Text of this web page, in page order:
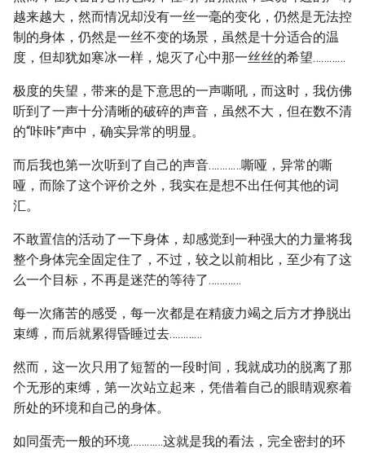
越来越大，然而情况却没有一丝一毫的变化，仍然是无法控
制的身体，仍然是一丝不变的场景，虽然是十分适合的温
度，但却犹如寒冰一样，熄灭了心中那一丝丝的希望…………
极度的失望，带来的是下意思的一声嘶吼，而这时，我仿佛
听到了一声十分清晰的破碎的声音，虽然不大，但在数不清
的“咔咔”声中，确实异常的明显。
而后我也第一次听到了自己的声音…………嘶哑，异常的嘶
哑，而除了这个评价之外，我实在是想不出任何其他的词
汇。
不敢置信的活动了一下身体，却感觉到一种强大的力量将我
整个身体完全固定住了，不过，较之以前相比，至少有了这
么一个目标，不再是迷茫的等待了…………
每一次痛苦的感受，每一次都是在精疲力竭之后方才挣脱出
束缚，而后就累得昏睡过去…………
然而，这一次只用了短暂的一段时间，我就成功的脱离了那
个无形的束缚，第一次站立起来，凭借着自己的眼睛观察着
所处的环境和自己的身体。
如同蛋壳一般的环境…………这就是我的看法，完全密封的环